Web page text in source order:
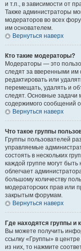
и т.п., в зависимости от
Также администраторы
модераторов во всех
им основателем.
Вернуться наверх
Кто такие модераторы?
Модераторы — это
следят за вверенными им
редактировать или
перемещать, удалять и
следят. Основные задачи
содержимого сообщений
Вернуться наверх
Что такое группы
Группы пользователей
управляемые
состоять в нескольких
каждой группе могут
облегчает
большому количеству
модераторских прав или
закрытым форумам.
Вернуться наверх
Где находятся группы и
Вы можете получить
ссылку «Группы» в
из них, то нажмите